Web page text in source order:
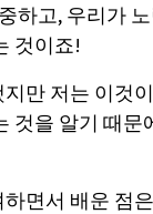
하고, 우리가
것이죠!
만 저는 이것
것을 알기 때문
면서 배운 점